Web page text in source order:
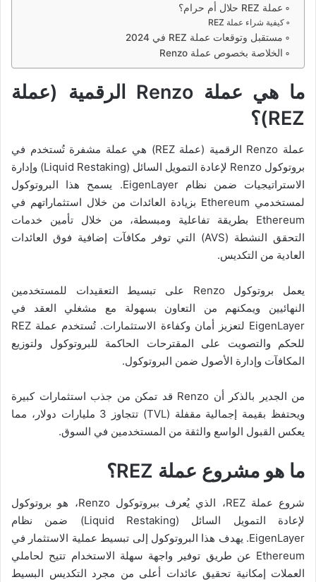
عملة REZ حلال أم حرام؟
كيفية شراء عملة REZ
مستقبل وتوقعات عملة REZ في 2024
الخلاصة بخصوص عملة Renzo
ما هي عملة Renzo الرقمية (عملة
REZ)؟
عملة Renzo الرقمية (عملة REZ) هي عملة مشفرة تُستخدم في
بروتوكول Renzo لإعادة التمويل السائل (Liquid Restaking) وإدارة
الاستراتيجيات ضمن نظام EigenLayer. يسمح هذا البروتوكول
لمستخدمي Ethereum بزيادة العائدات من خلال استثماراتهم في
Ethereum بطريقة تفاعلية ومبسطة، من خلال تأمين خدمات
التحقق النشطة (AVS) التي توفر مكافآت إضافية فوق العائدات
العادية من التكديس.
يعمل بروتوكول Renzo على تبسيط التعقيدات للمستخدمين
النهائيين ويمكنهم من التعاون بسهولة مع مشغلي العقد في
EigenLayer لتعزيز أمان وكفاءة الاستثمارات. تُستخدم عملة REZ
للحكم والتصويت على المقترحات الحاكمة للبروتوكول ولتوزيع
المكافآت وإدارة الأصول ضمن البروتوكول.
من الجدير بالذكر أن Renzo قد تمكن من جذب استثمارات كبيرة
ويحتفظ بقيمة إجمالية مقفلة (TVL) تتجاوز 3 مليارات دولار، مما
يعكس القبول الواسع والثقة من المستخدمين في السوق.
ما هو مشروع عملة REZ؟
شروع عملة REZ، الذي يُعرف ببروتوكول Renzo، هو بروتوكول
لإعادة التمويل السائل (Liquid Restaking) ضمن نظام
EigenLayer. يهدف هذا البروتوكول إلى تبسيط عملية الاستثمار في
Ethereum عن طريق توفير واجهة سهلة الاستخدام تتيح لحاملي
العملات إمكانية تحقيق عائدات أعلى من مجرد التكديس البسيط